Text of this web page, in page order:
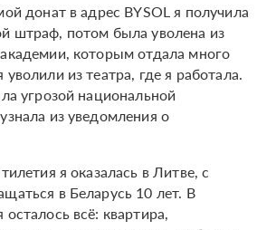
донат в адрес BYSOL я получила
штраф, потом была уволена из
которым отдала много
из театра, где я работала.
угрозой национальной
из уведомления о
я оказалась в Литве, с
в Беларусь 10 лет. В
всё: квартира,